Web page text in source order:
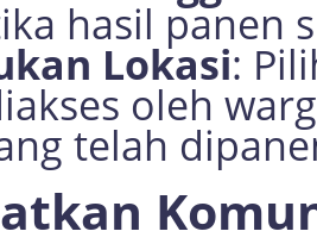
hasil panen
Lokasi:
oleh
telah